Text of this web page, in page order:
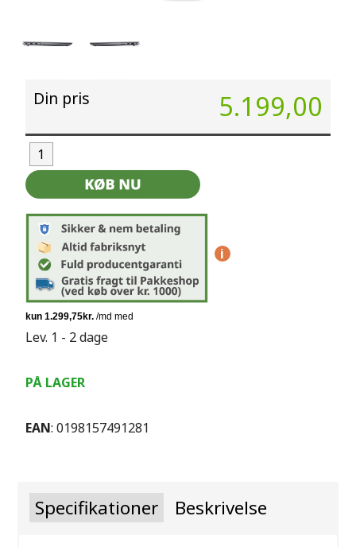
Din pris 5.199,00
i
Lev. 1 - 2 dage
PÅ LAGER
EAN: 0198157491281
Specifikationer Beskrivelse